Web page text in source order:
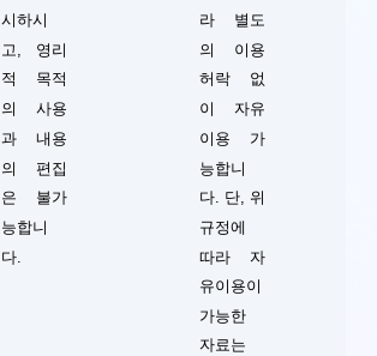
시하시
고, 영리
적 목적
의 사용
과 내용
의 편집
은 불가
능합니
다.
라 별도
의 이용
허락 없
이 자유
이용 가
능합니
다. 단, 위
규정에
따라 자
유이용이
가능한
자료는